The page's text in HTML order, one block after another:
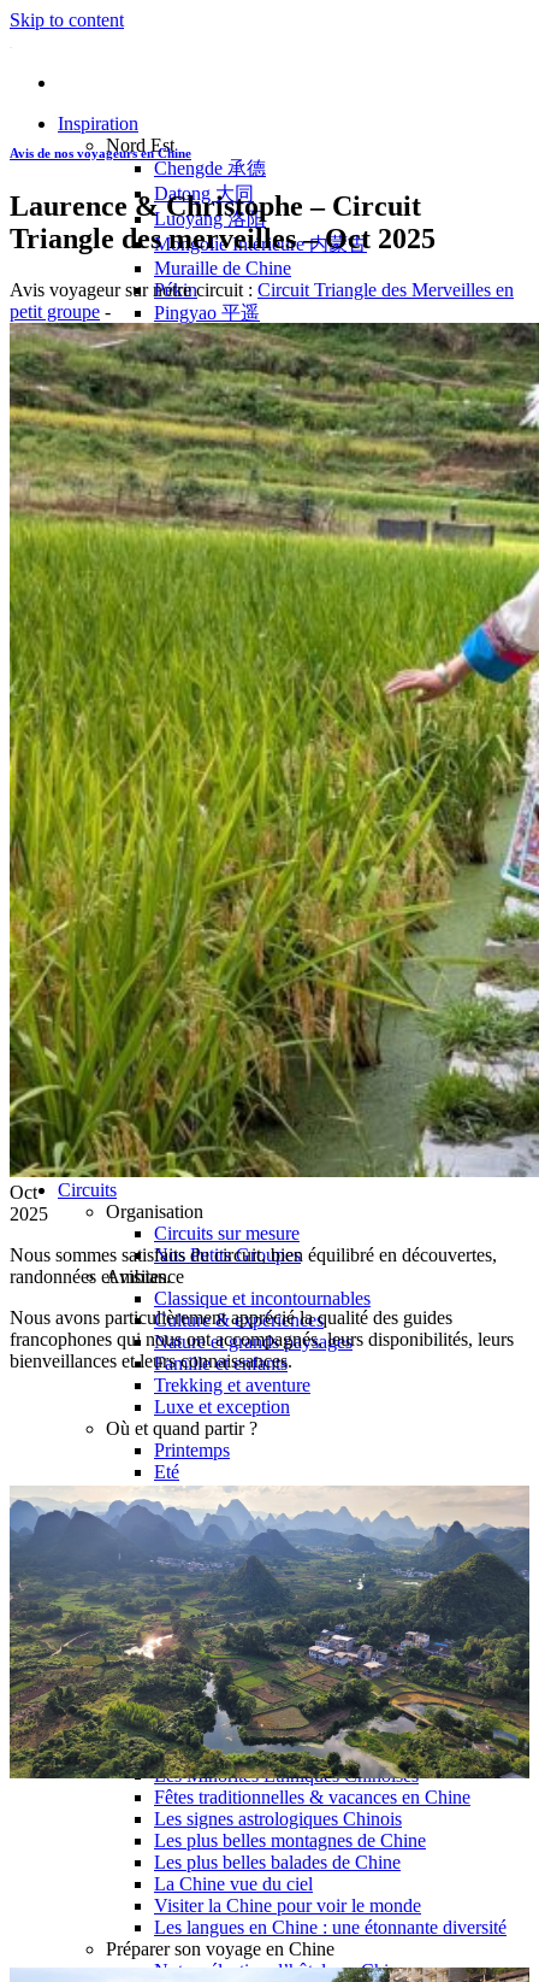
Skip to content
Inspiration
Nord Est
Chengde 承德
Datong 大同
Luoyang 洛阳
Mongolie Intérieure 内蒙古
Muraille de Chine
Pékin
Pingyao 平遥
Wutaishan 五台山
Côte Est
Anhui 安徽
Hangzhou 杭州
Jiangxi 江西
Montagnes Jaunes
Shandong 山东
Shanghai 上海
Suzhou 苏州
Nord Ouest
Gansu 甘肃
Dunhuang – 敦煌
Jiayuguan – 嘉峪关
Qinghai 青海
Xi’an 西安市
Xinjiang 新疆
Kashgar
Turpan
Sud Est
Canton 广州
Fujian 福建
Hong Kong 香港
Hunan 湖南
Ile d’Hainan 海南
Macao 澳门
Taïwan 台湾
Shenzhen
Sud Ouest
Chongqing 重庆
Guangxi 广西
Guizhou 贵州
Hubei
Sichuan 四川
Tibet 西藏
Yunnan 云南
Circuits
Organisation
Circuits sur mesure
Nos Petits Groupes
Ambiance
Classique et incontournables
Culture & expériences
Nature et grands paysages
Famille et enfants
Trekking et aventure
Luxe et exception
Où et quand partir ?
Printemps
Eté
Automne
Hiver
Notre agence
Notre agence en Chine
Réseau Asian Roads
Garanties et engagements Asian Roads
Avis de nos voyageurs
Voyages d’affaires en Chine
Voyage scolaire et culturel en Chine
La Chine & ses secrets
Présentation de la Chine
Cuisines de Chine
Les Minorités Ethniques Chinoises
Fêtes traditionnelles & vacances en Chine
Les signes astrologiques Chinois
Les plus belles montagnes de Chine
Les plus belles balades de Chine
La Chine vue du ciel
Visiter la Chine pour voir le monde
Les langues en Chine : une étonnante diversité
Préparer son voyage en Chine
Notre sélection d’hôtels en Chine
Avis de nos voyageurs en Chine
Laurence & Christophe – Circuit
Triangle des merveilles – Oct 2025
Avis voyageur sur notre circuit : Circuit Triangle des Merveilles en
petit groupe -
Oct
2025
Nous sommes satisfaits du circuit, bien équilibré en découvertes,
randonnées et visites.
Nous avons particulièrement apprécié la qualité des guides
francophones qui nous ont accompagnés, leurs disponibilités, leurs
bienveillances et leurs connaissances.